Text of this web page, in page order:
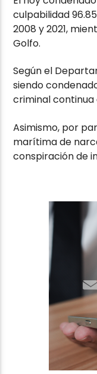
culpabilidad
2008 y 2021,
Golfo.
Según el
siendo
criminal continua
Asimismo, por
marítima de
conspiración de